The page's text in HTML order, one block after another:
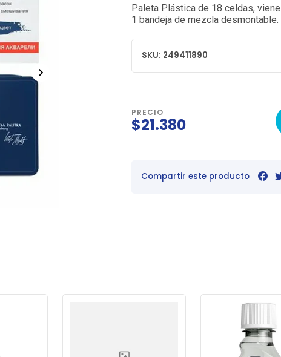
Paleta Plástica de 18 celdas,
1 bandeja de mezcla desmontable.
SKU: 249411890
PRECIO
$21.380
Compartir este producto